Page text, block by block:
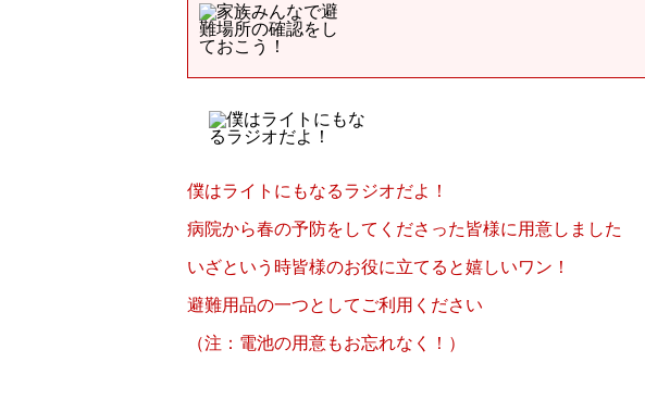
僕はライトにもなるラジオだよ！
病院から春の予防をしてくださった皆様に用意しました
いざという時皆様のお役に立てると嬉しいワン！
避難用品の一つとしてご利用ください
（注：電池の用意もお忘れなく！）